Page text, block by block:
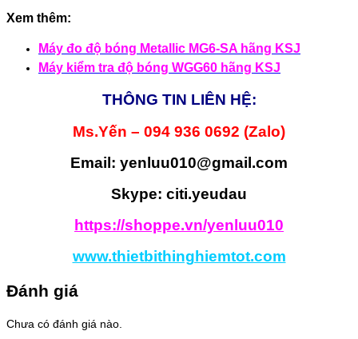
Xem thêm:
Máy đo độ bóng Metallic MG6-SA hãng KSJ
Máy kiểm tra độ bóng WGG60 hãng KSJ
THÔNG TIN LIÊN HỆ:
Ms.Yến – 094 936 0692 (Zalo)
Email: yenluu010@gmail.com
Skype: citi.yeudau
https://shoppe.vn/yenluu010
www.thietbithinghiemtot.com
Đánh giá
Chưa có đánh giá nào.